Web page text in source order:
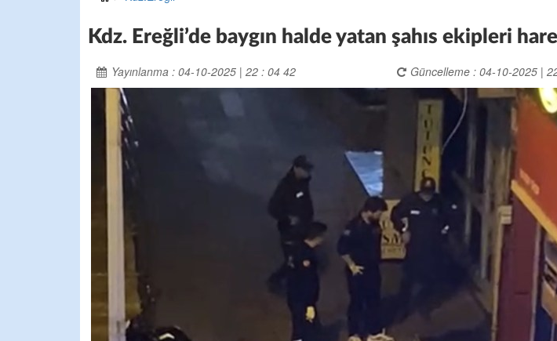
Kdz. Ereğli’de baygın halde yatan şahıs ekipleri
Yayınlanma : 04-10-2025 | 22 : 04 42 Güncelleme : 04-10-2025 |